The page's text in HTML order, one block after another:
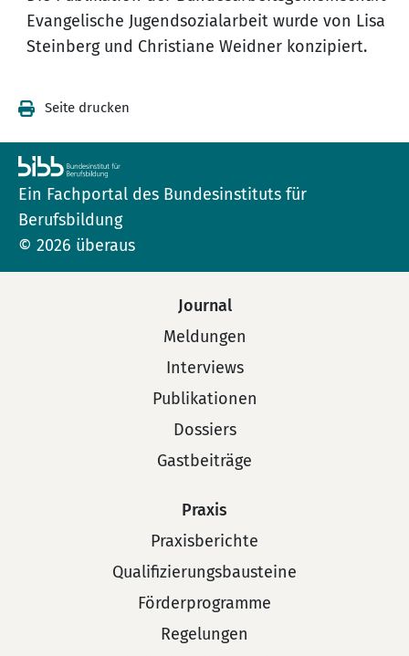
Evangelische Jugendsozialarbeit wurde von Lisa
Steinberg und Christiane Weidner konzipiert.
Seite drucken
Ein Fachportal des Bundesinstituts für
Berufsbildung
© 2026 überaus
Journal
Meldungen
Interviews
Publikationen
Dossiers
Gastbeiträge
Praxis
Praxisberichte
Qualifizierungsbausteine
Förderprogramme
Regelungen